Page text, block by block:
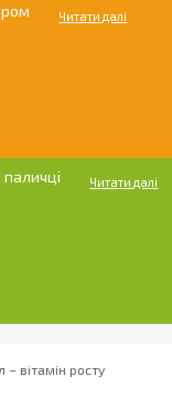
Читати далі
Читати далі
– вітамін росту